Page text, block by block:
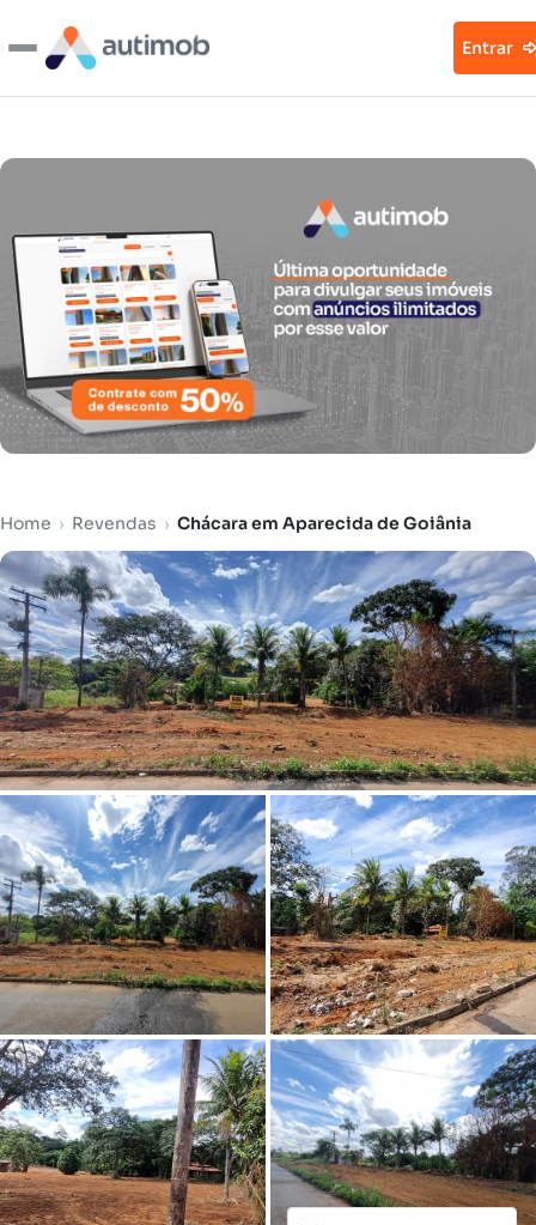
Entrar
Home › Revendas › Chácara em Aparecida de Goiânia